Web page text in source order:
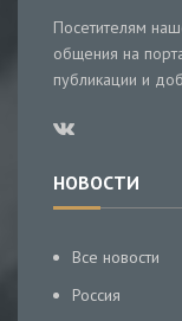
Посетителям
общения на
публикации и
НОВОСТИ
Все новости
Россия